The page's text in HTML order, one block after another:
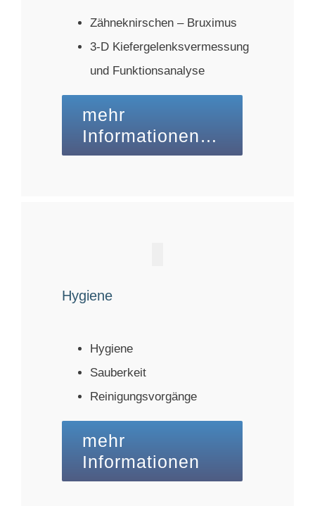
Zähneknirschen – Bruximus
3-D Kiefergelenksvermessung
und Funktionsanalyse
mehr
Informationen…
Hygiene
Hygiene
Sauberkeit
Reinigungsvorgänge
mehr
Informationen